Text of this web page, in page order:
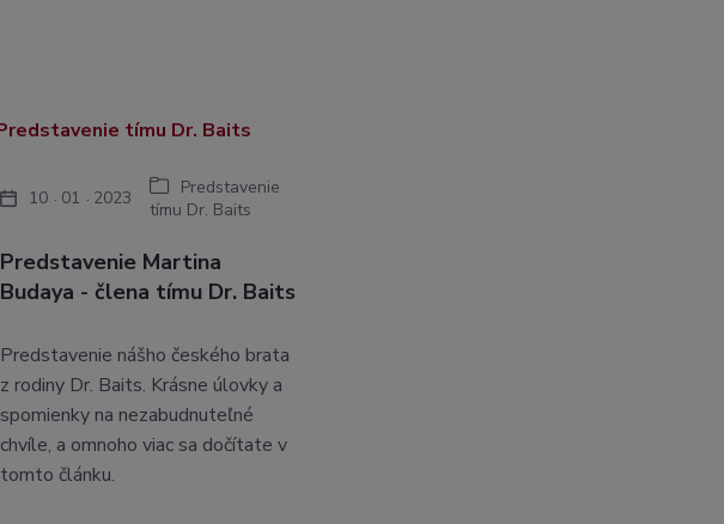
Predstavenie Martina
Budaya - člena tímu Dr. Baits
10 01 2023
Predstavenie
tímu Dr. Baits
Predstavenie nášho českého brata
z rodiny Dr. Baits. Krásne úlovky a
spomienky na nezabudnuteľné
chvíle, a omnoho viac sa dočítate v
tomto článku.